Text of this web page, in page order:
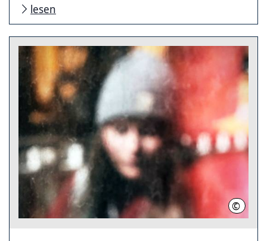
lesen
© Guido